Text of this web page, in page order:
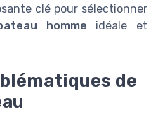
clé pour sélectionner
homme idéale et
de